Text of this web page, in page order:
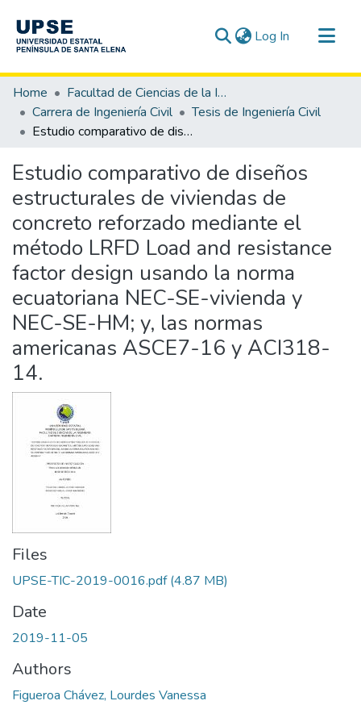
Log In (current)
Communities & Collections
All of DSpace
Statistics
Home
Facultad de Ciencias de la Ingeniería
Carrera de Ingeniería Civil
Tesis de Ingeniería Civil
Estudio comparativo de diseños estructurales de viviendas de concreto reforzado mediante el método LRFD Load and resistance factor design usando la norma ecuatoriana NEC-SE-vivienda y NEC-SE-HM; y, las normas americanas ASCE7-16 y ACI318-14.
Estudio comparativo de diseños
estructurales de viviendas de
concreto reforzado mediante el
método LRFD Load and resistance
factor design usando la norma
ecuatoriana NEC-SE-vivienda y
NEC-SE-HM; y, las normas
americanas ASCE7-16 y ACI318-
14.
Files
UPSE-TIC-2019-0016.pdf(4.87 MB)
Date
2019-11-05
Authors
Figueroa Chávez, Lourdes Vanessa